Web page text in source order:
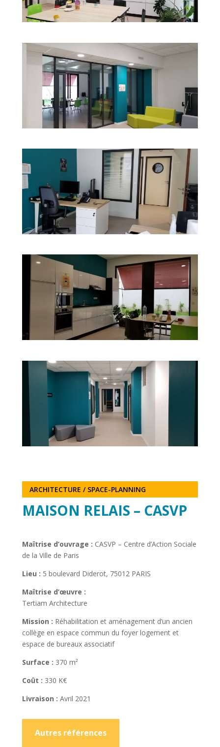
ARCHITECTURE / SPACE-PLANNING
MAISON RELAIS – CASVP
Maîtrise d’ouvrage : CASVP – Centre d’Action Sociale
de la Ville de Paris
Lieu : 5 boulevard Diderot, 75012 PARIS
Maîtrise d’œuvre :
Tertiam Architecture
Mission : Réhabilitation et aménagement d’un ancien
collège en espace commun du foyer logement et
espace de bureaux associatif
Surface : 370 m²
Coût : 330 K€
Livraison : Avril 2021
Autres références